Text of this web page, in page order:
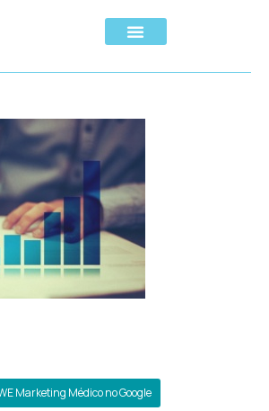
Marketing Médico no Google